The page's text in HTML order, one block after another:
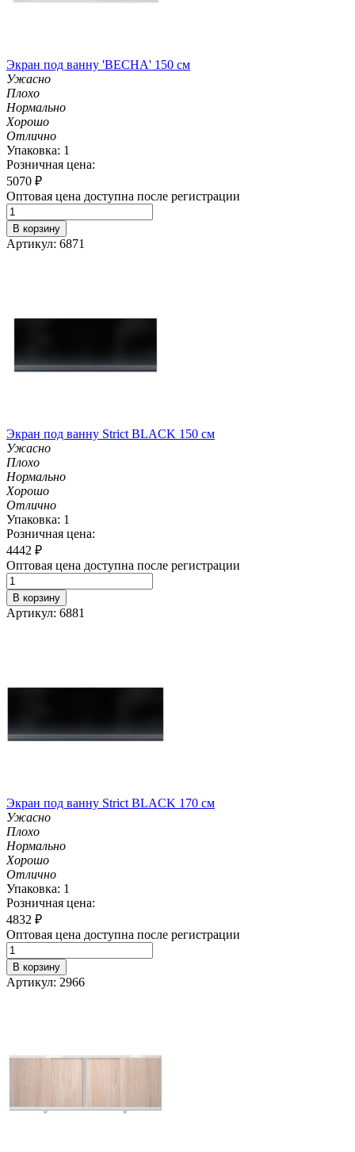
Экран под ванну 'ВЕСНА' 150 см
Ужасно
Плохо
Нормально
Хорошо
Отлично
Упаковка: 1
Розничная цена:
5070 ₽
Оптовая цена доступна после регистрации
В корзину
Артикул: 6871
Экран под ванну Strict BLACK 150 см
Ужасно
Плохо
Нормально
Хорошо
Отлично
Упаковка: 1
Розничная цена:
4442 ₽
Оптовая цена доступна после регистрации
В корзину
Артикул: 6881
Экран под ванну Strict BLACK 170 см
Ужасно
Плохо
Нормально
Хорошо
Отлично
Упаковка: 1
Розничная цена:
4832 ₽
Оптовая цена доступна после регистрации
В корзину
Артикул: 2966